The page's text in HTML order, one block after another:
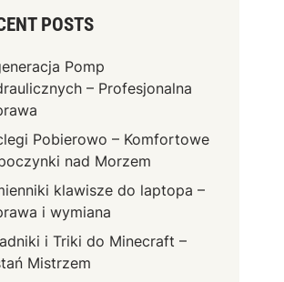
POSTS
Pomp
– Profesjonalna
Pobierowo – Komfortowe
nad Morzem
klawisze do laptopa –
i wymiana
i Triki do Minecraft –
Mistrzem